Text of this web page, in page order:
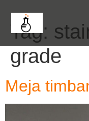
Tag:
grade
Meja